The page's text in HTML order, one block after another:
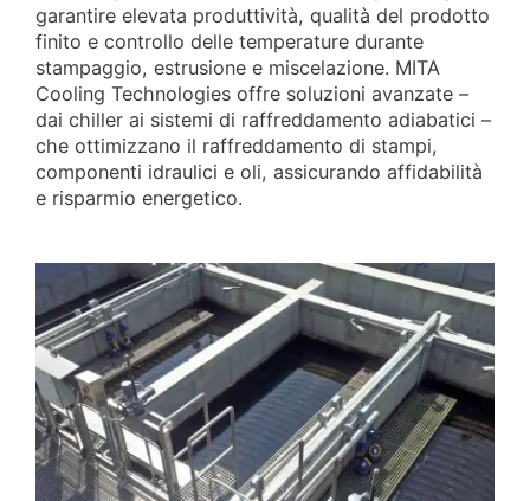
garantire elevata produttività, qualità del prodotto
finito e controllo delle temperature durante
stampaggio, estrusione e miscelazione. MITA
Cooling Technologies offre soluzioni avanzate –
dai chiller ai sistemi di raffreddamento adiabatici –
che ottimizzano il raffreddamento di stampi,
componenti idraulici e oli, assicurando affidabilità
e risparmio energetico.